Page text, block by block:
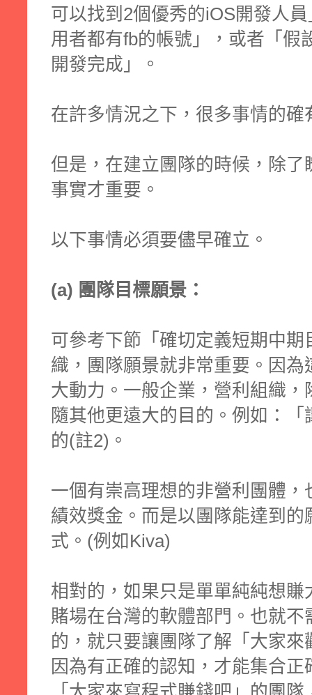
可以找到2個優秀的iOS開發人
用者都有fb的帳號」，或者「假
開發完成」。
在許多情況之下，很多事情的
但是，在建立團隊的時候，除
事實才重要。
以下事情必須要儘早確立。
(a) 團隊目標願景：
可參考下節「確切定義短期中
織，團隊願景就非常重要。因
大動力。一般企業，營利組織
隨其他更遠大的目的。例如：
的(註2)。
一個有崇高理想的非營利團體
績效獎金。而是以團隊能達到
式。(例如Kiva)
相對的，如果只是單單純純想
賭場在台灣的軟體部門。也就
的，就只要讓團隊了解「大家
因為有正確的認知，才能集合